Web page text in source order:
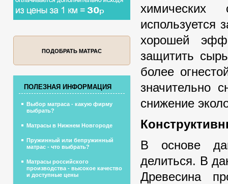
химических
используется
хорошей
защитить
более
значительно
снижение
В основе
делиться. В
Древесина
ПОДОБРАТЬ МАТРАС
ПОЛЕЗНАЯ ИНФОРМАЦИЯ
Выбор матраса - какую фирму
выбрать?
Матрасы в Нижнем Новгороде
Пружинный или бепружинный
матрас - что выбрать?
Матрасы российского
производства - высокое качество
и доступные цены